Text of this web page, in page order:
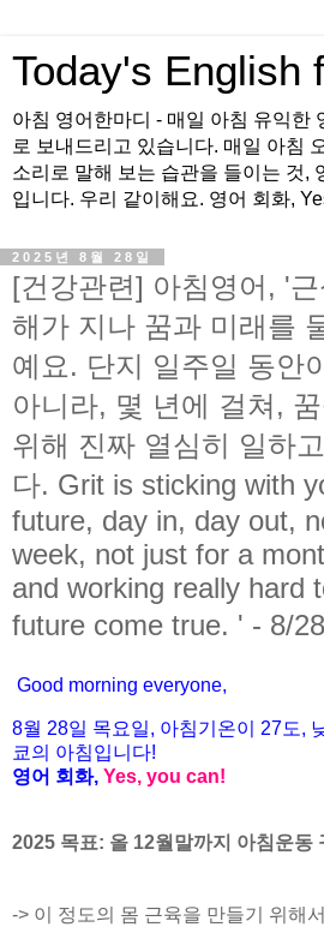
Today's English
아침 영어한마디 - 매일 아침 유익한
로 보내드리고 있습니다. 매일 아침
소리로 말해 보는 습관을 들이는 것,
입니다. 우리 같이해요. 영어 회화,
2025년 8월 28일
[건강관련] 아침영어, '
해가 지나 꿈과 미래를
예요. 단지 일주일 동안
아니라, 몇 년에 걸쳐, 꿈
위해 진짜 열심히 일하
다. Grit is sticking with
future, day in, day out,
week, not just for a
and working really hard
future come true. ' - 8/
Good morning everyone,
8월 28일 목요일, 아침기온이 27도,
쿄의 아침입니다!
영어 회화, Yes, you can!
2025 목표: 올 12월말까지 아침운동
-> 이 정도의 몸 근육을 만들기 위해